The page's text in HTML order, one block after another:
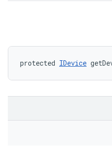
protected IDevice